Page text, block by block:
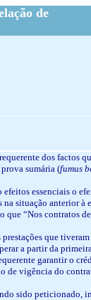
de
dos factos
sumária (fumus
essenciais o
na situação anterior
“Nos contratos
que
a partir da
garantir o
de vigência do
sido peticionado,